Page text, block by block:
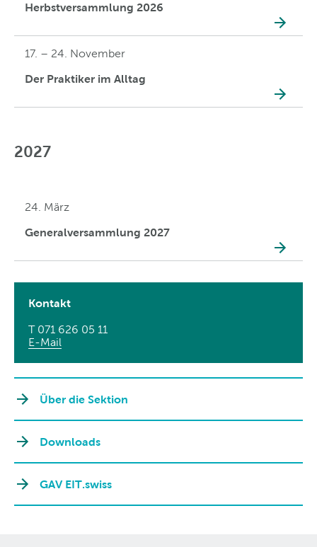
Herbstversammlung 2026
17. – 24. November
Der Praktiker im Alltag
2027
24. März
Generalversammlung 2027
Kontakt
T 071 626 05 11
E-Mail
Über die Sektion
Downloads
GAV EIT.swiss